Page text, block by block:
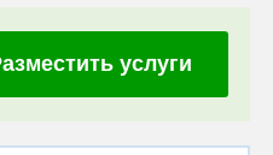
услуги